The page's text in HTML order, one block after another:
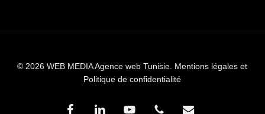
© 2026 WEB MEDIA Agence web Tunisie. Mentions légales et
Politique de confidentialité
facebooklinkedin youtube phone email